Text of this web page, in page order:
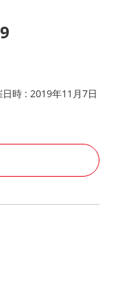
時 : 2019年11月7日